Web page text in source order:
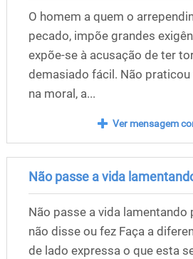
O homem a quem o
pecado, impõe grandes
expõe-se à acusação de ter
demasiado fácil. Não praticou
na moral, a...
Ver mensagem
Não passe a vida
Não passe a vida lamentando
não disse ou fez Faça a
de lado expressa o que esta